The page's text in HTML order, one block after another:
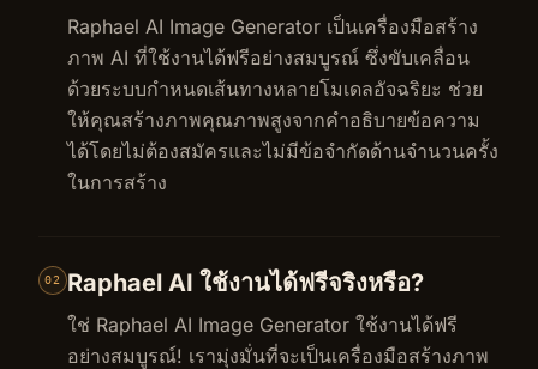
Raphael AI Image Generator เป็นเครื่องมือสร้าง
ภาพ AI ที่ใช้งานได้ฟรีอย่างสมบูรณ์ ซึ่งขับเคลื่อน
ด้วยระบบกำหนดเส้นทางหลายโมเดลอัจฉริยะ ช่วย
ให้คุณสร้างภาพคุณภาพสูงจากคำอธิบายข้อความ
ได้โดยไม่ต้องสมัครและไม่มีข้อจำกัดด้านจำนวนครั้ง
ในการสร้าง
02 Raphael AI ใช้งานได้ฟรีจริงหรือ?
ใช่ Raphael AI Image Generator ใช้งานได้ฟรี
อย่างสมบูรณ์! เรามุ่งมั่นที่จะเป็นเครื่องมือสร้างภาพ